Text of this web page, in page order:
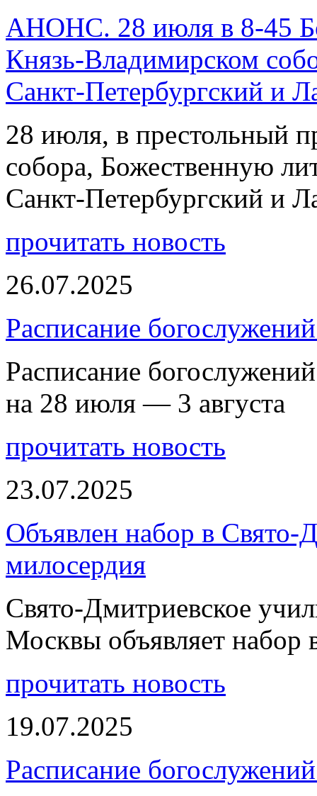
АНОНС. 28 июля в 8-45
Князь-Владимирском
Санкт-Петербургский и
28 июля, в престольный
собора, Божественную
Санкт-Петербургский и
прочитать новость
26.07.2025
Расписание
Расписание
на 28 июля — 3 августа
прочитать новость
23.07.2025
Объявлен набор в Свято-
милосердия
Свято-Дмитриевское
Москвы объявляет набор
прочитать новость
19.07.2025
Расписание